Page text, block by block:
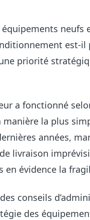
neufs
est-il
priorité
a fonctionné
manière la plus
années,
livraison
en évidence la
conseils
des